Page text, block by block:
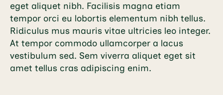
eget aliquet nibh. Facilisis magna etiam
tempor orci eu lobortis elementum nibh tellus.
Ridiculus mus mauris vitae ultricies leo integer.
At tempor commodo ullamcorper a lacus
vestibulum sed. Sem viverra aliquet eget sit
amet tellus cras adipiscing enim.